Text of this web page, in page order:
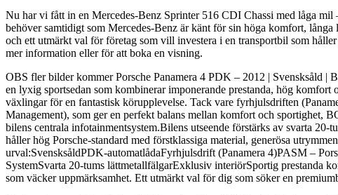
Nu har vi fått in en Mercedes-Benz Sprinter 516 CDI Chassi med låga
behöver samtidigt som Mercedes-Benz är känt för sin höga komfort,
och ett utmärkt val för företag som vill investera i en transportbil som
mer information eller för att boka en visning.
OBS fler bilder kommer Porsche Panamera 4 PDK – 2012 | Svensksåld
en lyxig sportsedan som kombinerar imponerande prestanda, hög
växlingar för en fantastisk körupplevelse. Tack vare fyrhjulsdriften
Management), som ger en perfekt balans mellan komfort och sportighet,
bilens centrala infotainmentsystem.Bilens utseende förstärks av svarta
håller hög Porsche-standard med förstklassiga material, generösa
urval:SvensksåldPDK-automatlådaFyrhjulsdrift (Panamera 4)PASM –
SystemSvarta 20-tums lättmetallfälgarExklusiv interiörSportig prestanda
som väcker uppmärksamhet. Ett utmärkt val för dig som söker en